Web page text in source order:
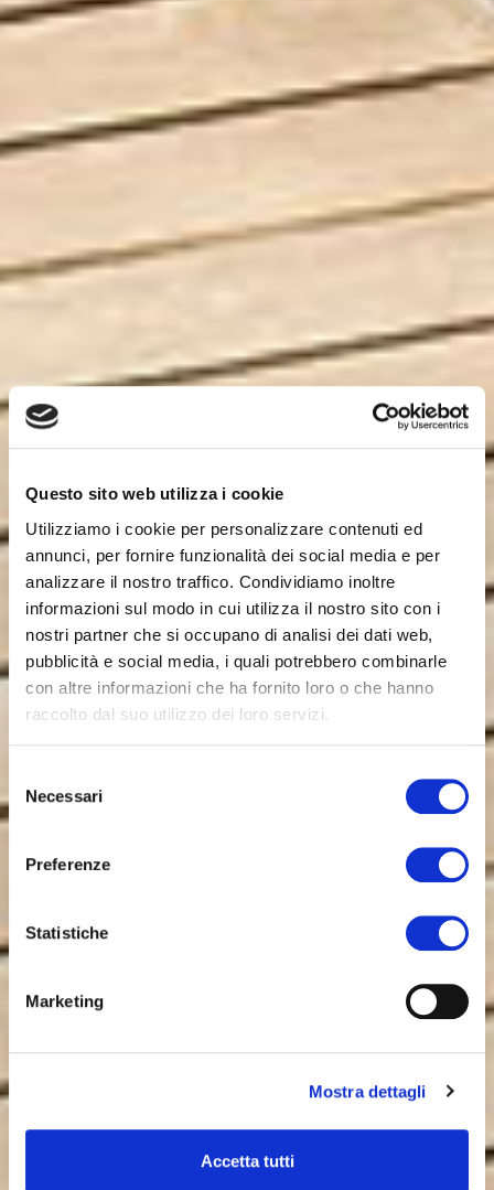
Questo sito web utilizza i cookie
Utilizziamo i cookie per personalizzare contenuti ed
annunci, per fornire funzionalità dei social media e per
analizzare il nostro traffico. Condividiamo inoltre
informazioni sul modo in cui utilizza il nostro sito con i
nostri partner che si occupano di analisi dei dati web,
pubblicità e social media, i quali potrebbero combinarle
con altre informazioni che ha fornito loro o che hanno
raccolto dal suo utilizzo dei loro servizi.
del
consenso
Necessari
Preferenze
Statistiche
Marketing
Mostra dettagli
Accetta tutti